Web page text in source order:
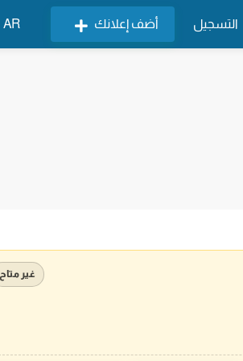
التسجيل أضف إعلانك AR
غير متاح